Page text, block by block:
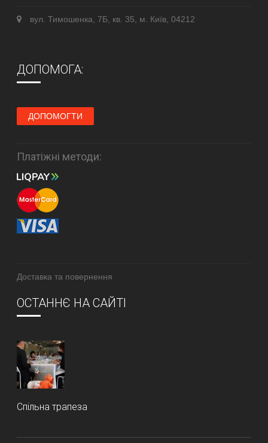
вул. Тимошенка, 7Б, кв. 35, м. Київ, 04212
ДОПОМОГА:
ДОПОМОГТИ
Платіжні методи:
Доставка та повернення
ОСТАННЄ НА САЙТІ
Спільна трапеза